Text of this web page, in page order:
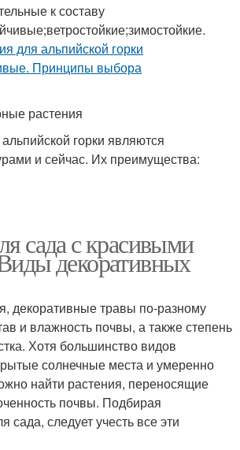
к составу
растения
горки являются
и сейчас. Их преимущества:
сада с красивыми
декоративных
декоративные травы по-разному
и влажность почвы, а также степень
Хотя большинство видов
солнечные места и умеренно
найти растения, переносящие
почвы. Подбирая
сада, следует учесть все эти